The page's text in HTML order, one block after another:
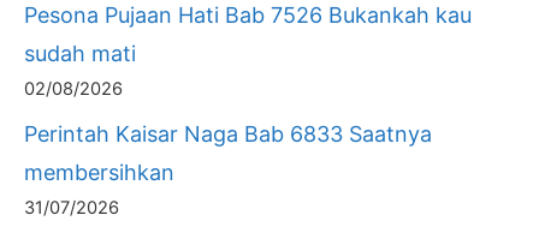
Pesona Pujaan Hati Bab 7526 Bukankah kau
sudah mati
02/08/2026
Perintah Kaisar Naga Bab 6833 Saatnya
membersihkan
31/07/2026